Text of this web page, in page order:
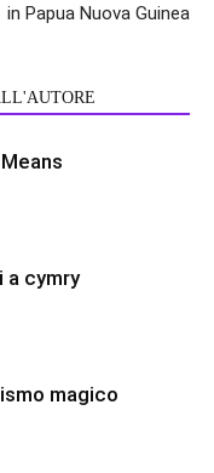
in Papua Nuova Guinea
a cymry
magico